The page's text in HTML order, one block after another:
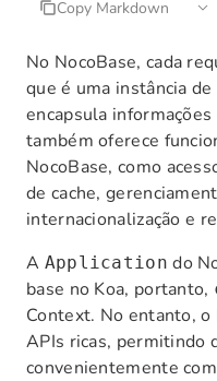
Copy Markdown
No NocoBase, cada
que é uma instância
encapsula
também oferece
NocoBase, como
de cache,
internacionalização e
A Application do
base no Koa, portanto,
Context. No entanto, o
APIs ricas, permitindo
convenientemente